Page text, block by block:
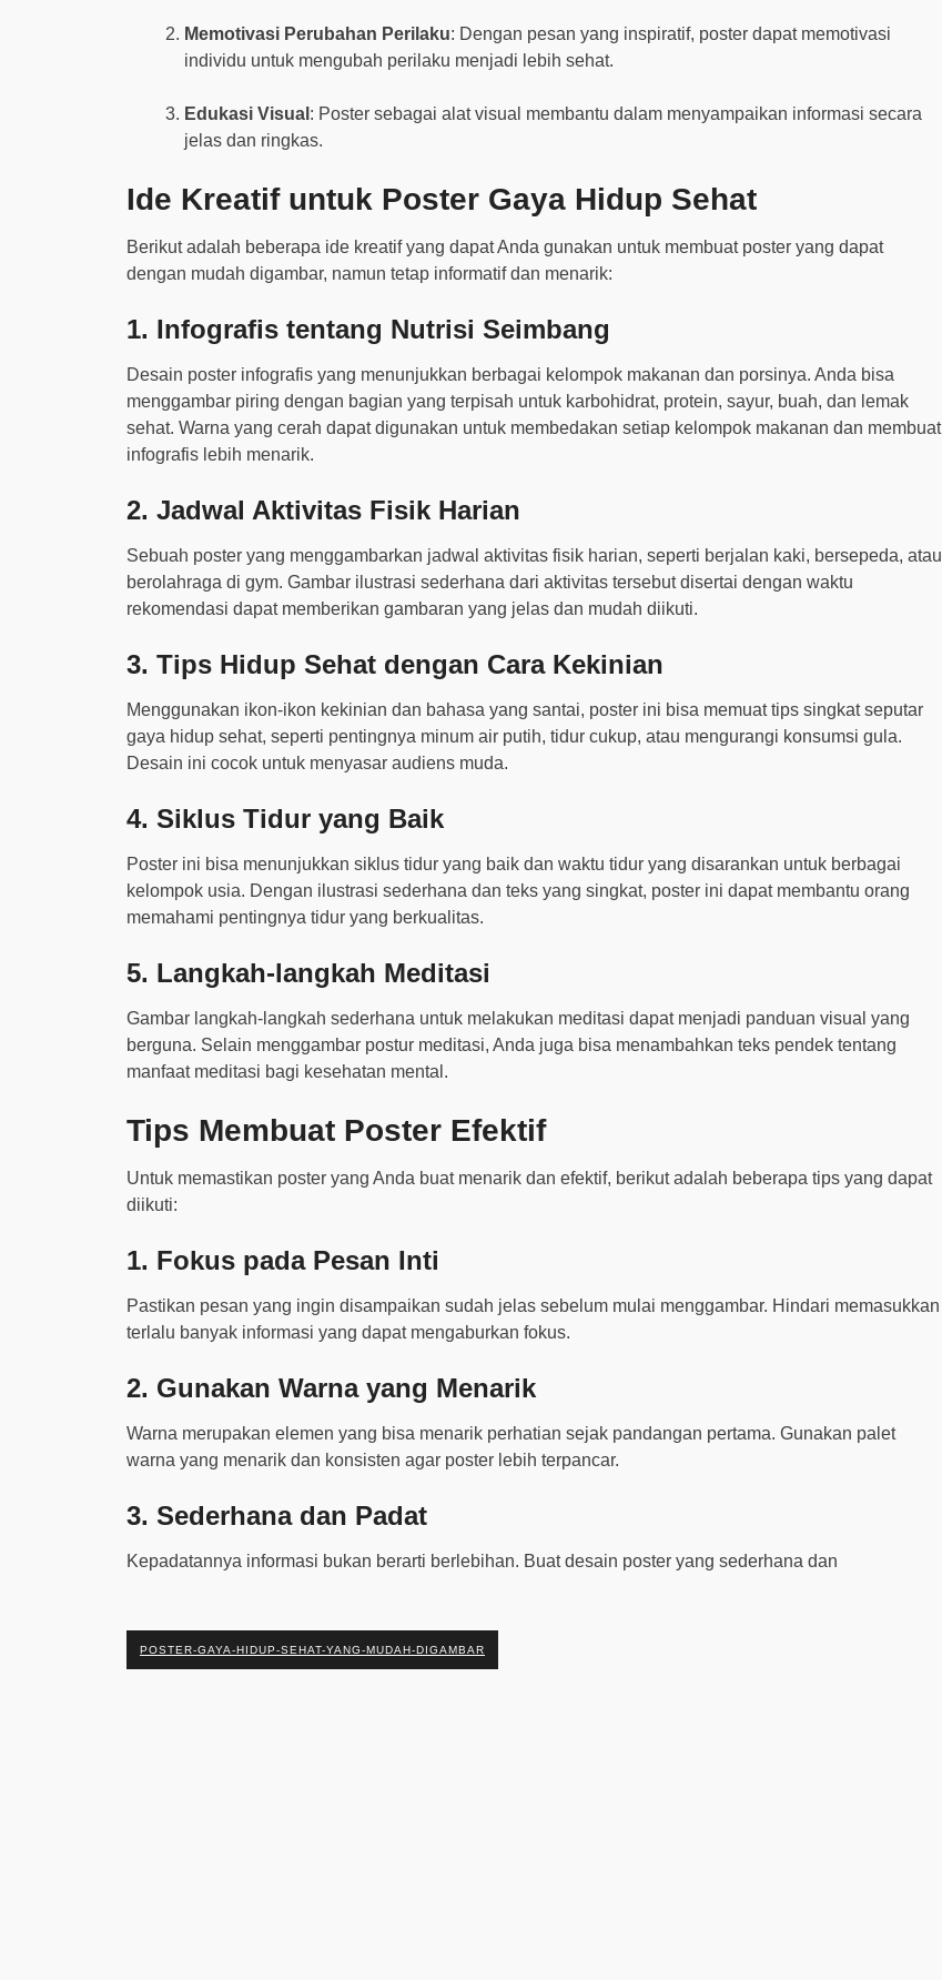
Memotivasi Perubahan Perilaku: Dengan pesan yang inspiratif, poster dapat memotivasi
individu untuk mengubah perilaku menjadi lebih sehat.
Edukasi Visual : Poster sebagai alat visual membantu dalam menyampaikan informasi secara
jelas dan ringkas.
Ide Kreatif untuk Poster Gaya Hidup Sehat
Berikut adalah beberapa ide kreatif yang dapat Anda gunakan untuk membuat poster yang dapat
dengan mudah digambar, namun tetap informatif dan menarik:
1. Infografis tentang Nutrisi Seimbang
Desain poster infografis yang menunjukkan berbagai kelompok makanan dan porsinya. Anda bisa
menggambar piring dengan bagian yang terpisah untuk karbohidrat, protein, sayur, buah, dan lemak
sehat. Warna yang cerah dapat digunakan untuk membedakan setiap kelompok makanan dan membuat
infografis lebih menarik.
2. Jadwal Aktivitas Fisik Harian
Sebuah poster yang menggambarkan jadwal aktivitas fisik harian, seperti berjalan kaki, bersepeda, atau
berolahraga di gym. Gambar ilustrasi sederhana dari aktivitas tersebut disertai dengan waktu
rekomendasi dapat memberikan gambaran yang jelas dan mudah diikuti.
3. Tips Hidup Sehat dengan Cara Kekinian
Menggunakan ikon-ikon kekinian dan bahasa yang santai, poster ini bisa memuat tips singkat seputar
gaya hidup sehat, seperti pentingnya minum air putih, tidur cukup, atau mengurangi konsumsi gula.
Desain ini cocok untuk menyasar audiens muda.
4. Siklus Tidur yang Baik
Poster ini bisa menunjukkan siklus tidur yang baik dan waktu tidur yang disarankan untuk berbagai
kelompok usia. Dengan ilustrasi sederhana dan teks yang singkat, poster ini dapat membantu orang
memahami pentingnya tidur yang berkualitas.
5. Langkah-langkah Meditasi
Gambar langkah-langkah sederhana untuk melakukan meditasi dapat menjadi panduan visual yang
berguna. Selain menggambar postur meditasi, Anda juga bisa menambahkan teks pendek tentang
manfaat meditasi bagi kesehatan mental.
Tips Membuat Poster Efektif
Untuk memastikan poster yang Anda buat menarik dan efektif, berikut adalah beberapa tips yang dapat
diikuti:
1. Fokus pada Pesan Inti
Pastikan pesan yang ingin disampaikan sudah jelas sebelum mulai menggambar. Hindari memasukkan
terlalu banyak informasi yang dapat mengaburkan fokus.
2. Gunakan Warna yang Menarik
Warna merupakan elemen yang bisa menarik perhatian sejak pandangan pertama. Gunakan palet
warna yang menarik dan konsisten agar poster lebih terpancar.
3. Sederhana dan Padat
Kepadatannya informasi bukan berarti berlebihan. Buat desain poster yang sederhana dan
POSTER-GAYA-HIDUP-SEHAT-YANG-MUDAH-DIGAMBAR